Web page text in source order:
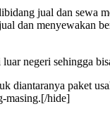
jual dan sewa
dan menyewakan
negeri sehingga
diantaranya paket
masing.[/hide]